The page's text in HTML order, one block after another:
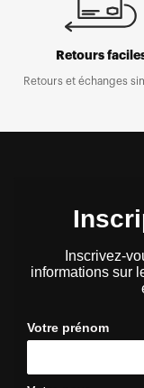
Retours
Retours et échanges
Inscrivez-
informations sur
Votre prénom